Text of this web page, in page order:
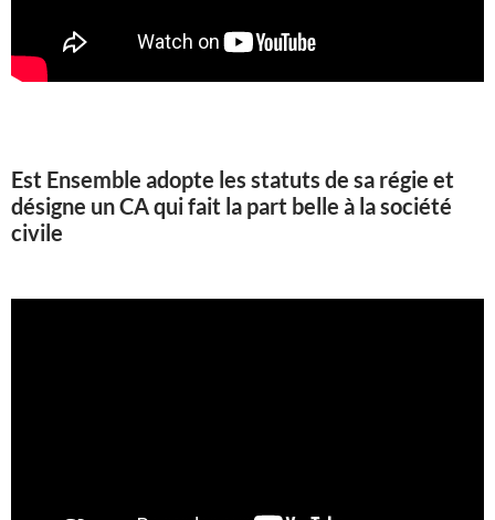
Est Ensemble adopte les statuts de sa régie et
désigne un CA qui fait la part belle à la société
civile